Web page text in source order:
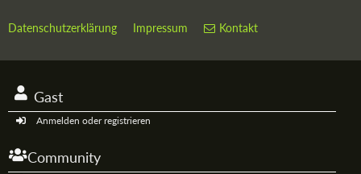
Datenschutzerklärung Impressum Kontakt
Gast
Anmelden oder registrieren
Community